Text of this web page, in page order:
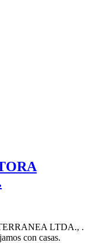
LTDA., .
con casas.